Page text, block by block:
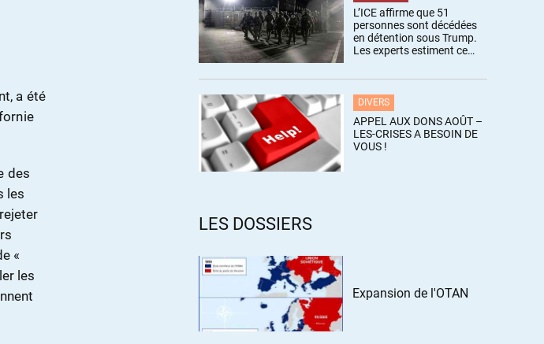
a été
des
les
«
les
L’ICE affirme que 51
personnes sont décédées
en détention sous Trump.
Les experts estiment ce
DIVERS
APPEL AUX DONS AOÛT –
LES-CRISES A BESOIN DE
VOUS !
LES DOSSIERS
Expansion de l'OTAN